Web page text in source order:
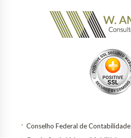
Conselho Federal de Contabilidade